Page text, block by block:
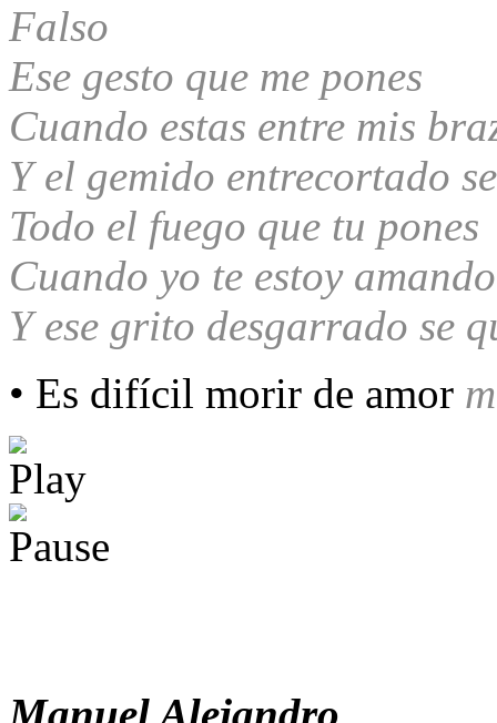
Falso
Ese gesto que me pones
Cuando estas entre mis
Y el gemido entrecortado
Todo el fuego que tu pones
Cuando yo te estoy amando
Y ese grito desgarrado se
• Es difícil morir de amor
Manuel Alejandro